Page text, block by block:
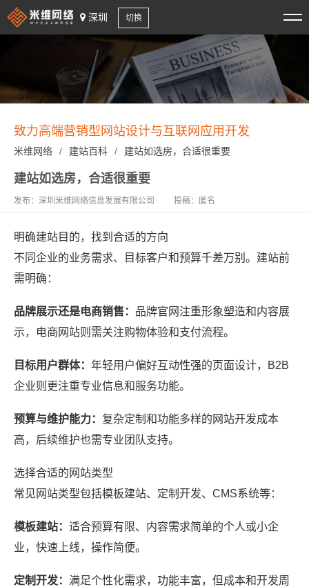
深圳 切换
致力高端营销型网站设计与互联网应用开发
米维网络 / 建站百科 / 建站如选房，合适很重要
建站如选房，合适很重要
发布：深圳米维网络信息发展有限公司 投稿：匿名
明确建站目的，找到合适的方向
不同企业的业务需求、目标客户和预算千差万别。建站前
需明确：
品牌展示还是电商销售： 品牌官网注重形象塑造和内容展
示，电商网站则需关注购物体验和支付流程。
目标用户群体： 年轻用户偏好互动性强的页面设计，B2B
企业则更注重专业信息和服务功能。
预算与维护能力： 复杂定制和功能多样的网站开发成本
高，后续维护也需专业团队支持。
选择合适的网站类型
常见网站类型包括模板建站、定制开发、CMS系统等：
模板建站： 适合预算有限、内容需求简单的个人或小企
业，快速上线，操作简便。
定制开发： 满足个性化需求，功能丰富，但成本和开发周